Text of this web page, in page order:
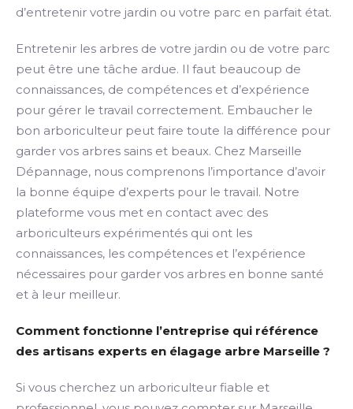
d’entretenir votre jardin ou votre parc en parfait état.
Entretenir les arbres de votre jardin ou de votre parc
peut être une tâche ardue. Il faut beaucoup de
connaissances, de compétences et d’expérience
pour gérer le travail correctement. Embaucher le
bon arboriculteur peut faire toute la différence pour
garder vos arbres sains et beaux. Chez Marseille
Dépannage, nous comprenons l’importance d’avoir
la bonne équipe d’experts pour le travail. Notre
plateforme vous met en contact avec des
arboriculteurs expérimentés qui ont les
connaissances, les compétences et l’expérience
nécessaires pour garder vos arbres en bonne santé
et à leur meilleur.
Comment fonctionne l’entreprise qui référence
des artisans experts en élagage arbre Marseille ?
Si vous cherchez un arboriculteur fiable et